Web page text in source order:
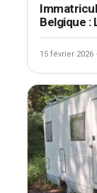
Belgique :
15 février 2026 ·